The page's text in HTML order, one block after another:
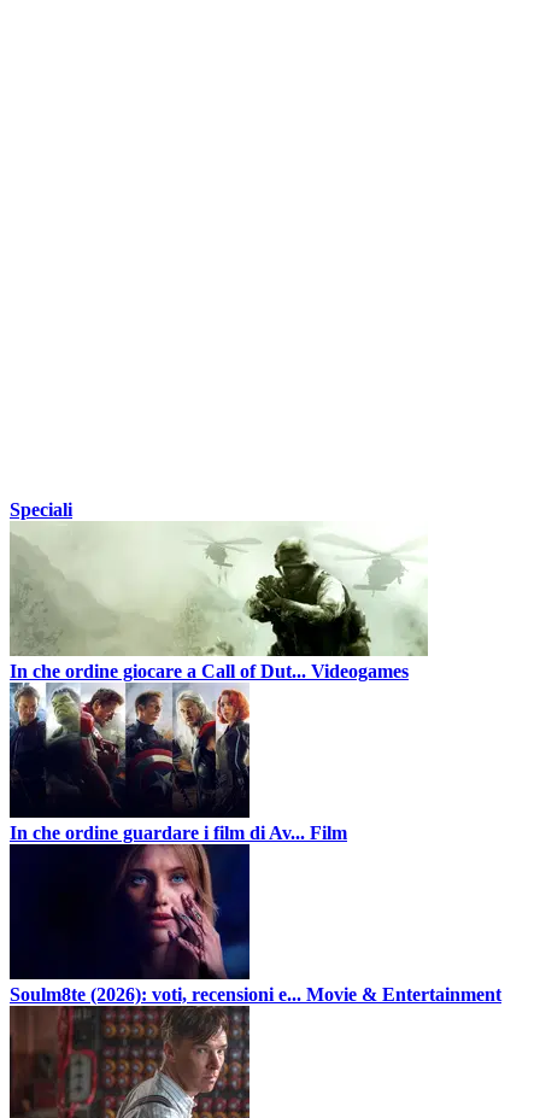
Speciali
In che ordine giocare a Call of Dut... Videogames
In che ordine guardare i film di Av... Film
Soulm8te (2026): voti, recensioni e... Movie & Entertainment